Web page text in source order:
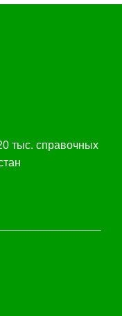
тыс. справочных